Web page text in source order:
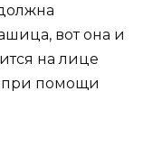
вот она и
на лице
при помощи